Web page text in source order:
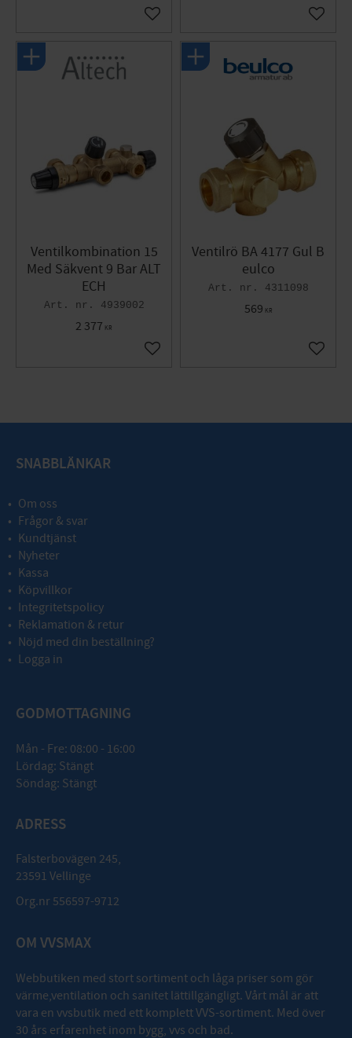
Gem som favorit Gem
Ventilkombination 15
Med Säkvent 9 Bar ALT
ECH
4939002
2 377 KR
Gem som favorit
Ventilrö BA 4177 Gul B
eulco
4311098
569 KR
Gem
SNABBLÄNKAR
Om oss
Frågor & svar
Kundtjänst
Nyheter
Kassa
Köpvillkor
Integritetspolicy
Reklamation & retur
Nöjd med din beställning?
Logga in
GODMOTTAGNING
Mån - Fre: 08:00 - 16:00
Lördag: Stängt
Söndag: Stängt
ADRESS
Falsterbovägen 245,
23591 Vellinge
Org.nr 556597-9712
OM VVSMAX
Webbutiken med stort sortiment och låga priser som gör
värme,ventilation och sanitet lättillgängligt. Vårt mål är att
vara en vvsbutik med ett komplett VVS-sortiment. Med över
30 års erfarenhet inom bygg, vvs och bad.